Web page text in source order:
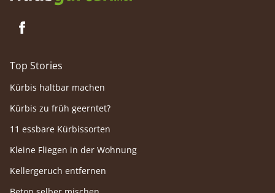
Top Stories
Kürbis haltbar machen
Kürbis zu früh geerntet?
11 essbare Kürbissorten
Kleine Fliegen in der Wohnung
Kellergeruch entfernen